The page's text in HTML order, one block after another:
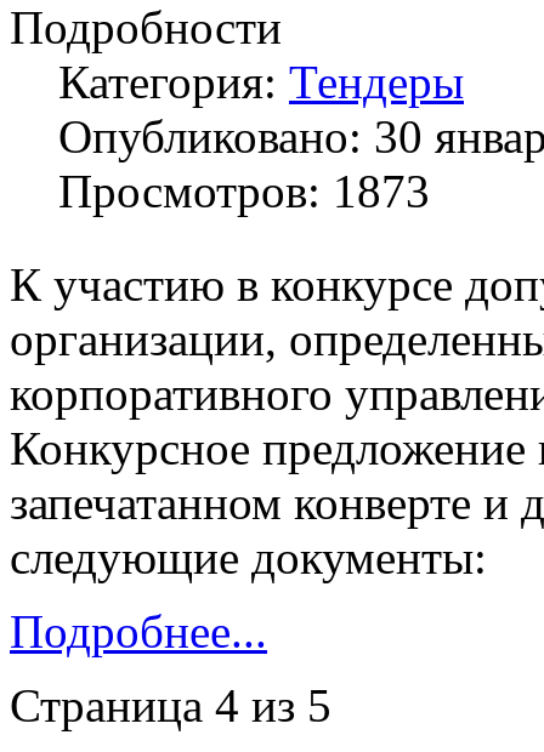
Подробности
Категория: Тендеры
Опубликовано: 30
Просмотров: 1873
К участию в конкурсе
организации,
корпоративного
Конкурсное предложение
запечатанном конверте и
следующие документы:
Подробнее...
Страница 4 из 5